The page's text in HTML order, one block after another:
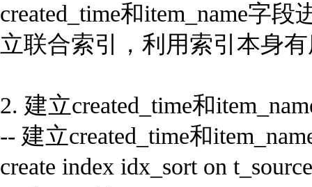
created_time和item_name字
立联合索引，利用索引本身
2. 建立created_time和
-- 建立created_time和
create index idx_sort on